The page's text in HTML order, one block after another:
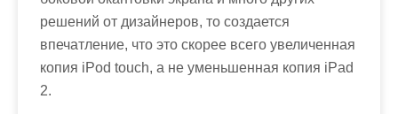
решений от дизайнеров, то создается
впечатление, что это скорее всего увеличенная
копия iPod touch, а не уменьшенная копия iPad
2.